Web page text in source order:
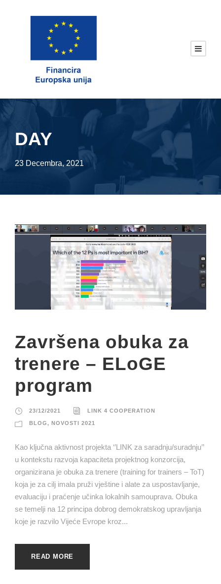
DAY
23 Decembra, 2021
Završena obuka za
trenere – ELoGE
program
23/12/2021 LINK 4 COOPERATION
BLOG, NOVOSTI 2021
Kao ključna aktivnost projekta ‘’LINK za saradnju/suradnju’’
u kontekstu razvoja kapaciteta projektnog konzorcija,
organizirana je obuka za trenere (training for trainers – ToT)
koja je za cilj imala pruži vještine i alate za uspostavljanje,
evaluaciju i praćenje učinka lokalnih samouprava. Obuka
se temelji na 12 principa dobrog demokratskog upravljanja
koje je razvilo Vijeće Evrope kroz...
READ MORE